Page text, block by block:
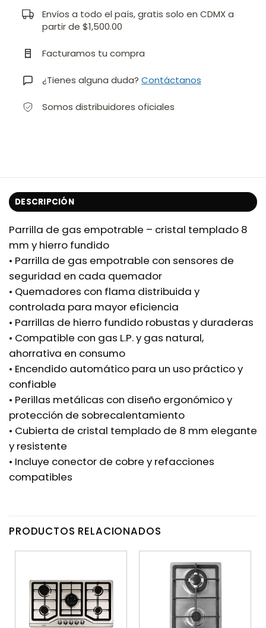
Envíos a todo el país, gratis solo en CDMX a
partir de $1,500.00
Facturamos tu compra
¿Tienes alguna duda? Contáctanos
Somos distribuidores oficiales
DESCRIPCIÓN
Parrilla de gas empotrable – cristal templado 8
mm y hierro fundido
• Parrilla de gas empotrable con sensores de
seguridad en cada quemador
• Quemadores con flama distribuida y
controlada para mayor eficiencia
• Parrillas de hierro fundido robustas y duraderas
• Compatible con gas L.P. y gas natural,
ahorrativa en consumo
• Encendido automático para un uso práctico y
confiable
• Perillas metálicas con diseño ergonómico y
protección de sobrecalentamiento
• Cubierta de cristal templado de 8 mm elegante
y resistente
• Incluye conector de cobre y refacciones
compatibles
PRODUCTOS RELACIONADOS